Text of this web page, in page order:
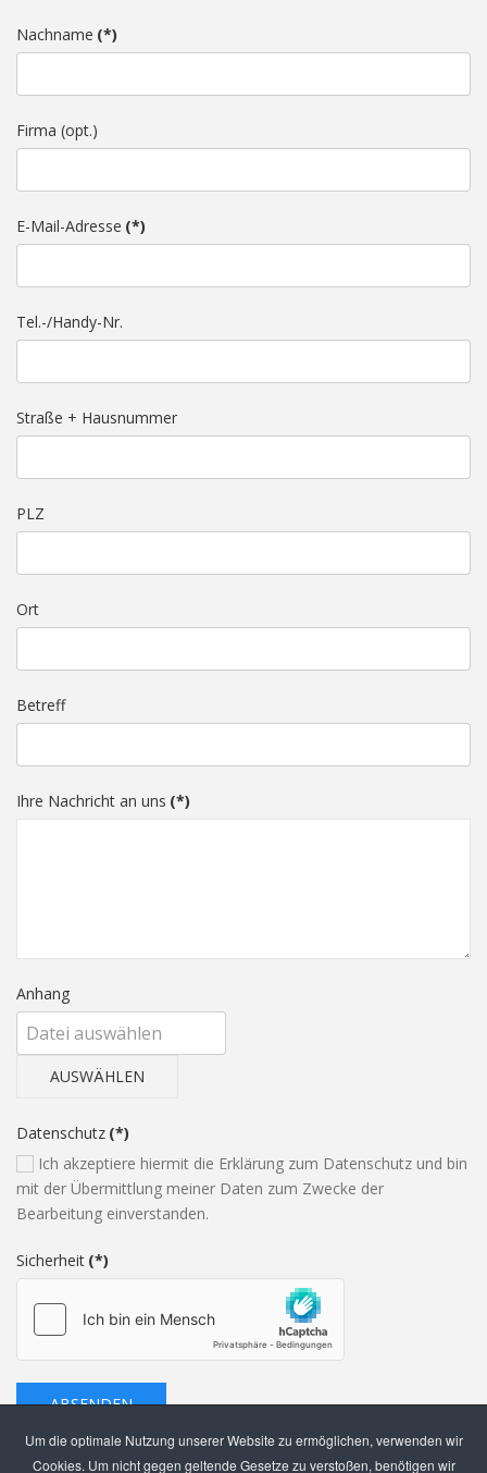
Nachname (*)
Firma (opt.)
E-Mail-Adresse (*)
Tel.-/Handy-Nr.
Straße + Hausnummer
PLZ
Ort
Betreff
Ihre Nachricht an uns (*)
Anhang
AUSWÄHLEN
Datenschutz (*)
Ich akzeptiere hiermit die Erklärung zum Datenschutz und bin
mit der Übermittlung meiner Daten zum Zwecke der
Bearbeitung einverstanden.
Sicherheit (*)
ABSENDEN
Um die optimale Nutzung unserer Website zu ermöglichen, verwenden wir
Cookies. Um nicht gegen geltende Gesetze zu verstoßen, benötigen wir